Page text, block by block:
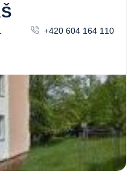
+420 604 164 110